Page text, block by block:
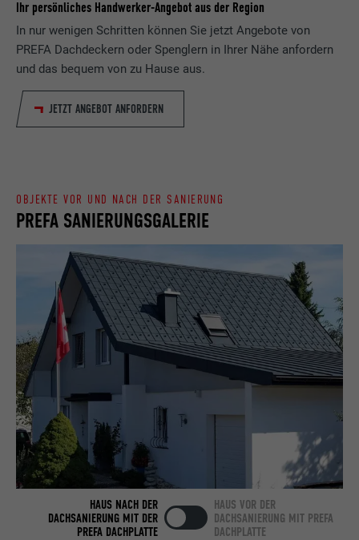
Ihr persönliches Handwerker-Angebot aus der Region
In nur wenigen Schritten können Sie jetzt Angebote von
PREFA Dachdeckern oder Spenglern in Ihrer Nähe anfordern
und das bequem von zu Hause aus.
JETZT ANGEBOT ANFORDERN
PREFA SANIERUNGSGALERIE
OBJEKTE VOR UND NACH DER SANIERUNG
HAUS NACH DER
DACHSANIERUNG MIT DER
PREFA DACHPLATTE
HAUS VOR DER
DACHSANIERUNG MIT PREFA
DACHPLATTE
Name _gaexp
Anbieter Google Optimize
Laufzeit 90 Tage
Identifikationsmerkmale.
Laufzeit Sitzung
Zweck
Speichert die vom Benutzer ausgewählte
Sprach version einer Webseite.
Name lang
Zweck
Eingestellt von LinkedIn, wenn eine
Webseite ein eingebettetes "Folgen Sie
uns"-Fenster enthält.
Name bcookie
Anbieter LinkedIn
2 Jahre
Zweck
Verwendet vom Social-Networking-Dienst
LinkedIn für die Verfolgung der
Verwendung von eingebetteten
Dienstleistungen.
bscookie